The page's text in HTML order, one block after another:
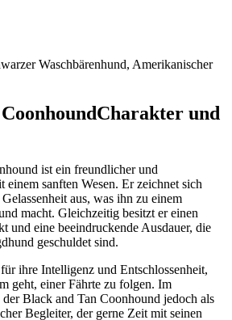
Waschbärenhund, Amerikanischer
Charakter und
ist ein freundlicher und
einem sanften Wesen. Er zeichnet sich
aus, was ihn zu einem
macht. Gleichzeitig besitzt er einen
und eine beeindruckende Ausdauer, die
geschuldet sind.
ihre Intelligenz und Entschlossenheit,
geht, einer Fährte zu folgen. Im
Black and Tan Coonhound jedoch als
Begleiter, der gerne Zeit mit seinen